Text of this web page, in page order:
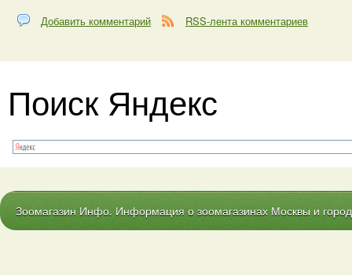
Добавить комментарий RSS-лента комментариев
Поиск Яндекс
Зоомагазин Инфо. Информация о зоомагазинах Москвы и